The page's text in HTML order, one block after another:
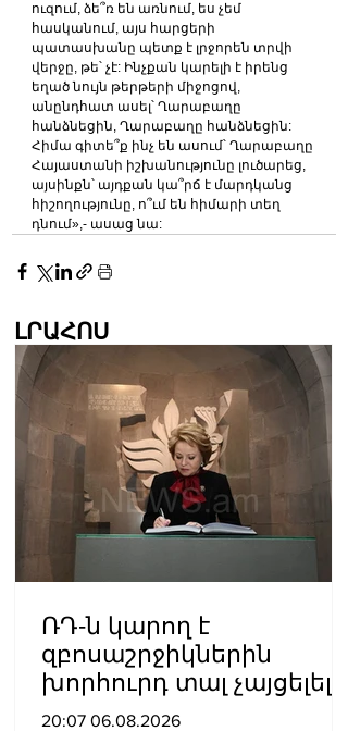
ուզում, ձե՞ռ են առնում, ես չեմ
հասկանում, այս հարցերի
պատասխանը պետք է լրջորեն տրվի
վերջը, թե՝ չէ: Ինչքան կարելի է իրենց
եղած նույն թերթերի միջոցով,
անընդհատ ասել՝ Ղարաբաղը
հանձնեցին, Ղարաբաղը հանձնեցին:
Հիմա գիտե՞ք ինչ են ասում՝ Ղարաբաղը
Հայաստանի իշխանությունը լուծարեց,
այսինքն՝ այդքան կա՞րճ է մարդկանց
հիշողությունը, ո՞ւմ են հիմարի տեղ
դնում»,- ասաց նա:
ԼՐԱՀՈՍ
ՌԴ-ն կարող է
զբոսաշրջիկներին
խորհուրդ տալ չայցելել
Հայաստան՝
20:07 06.08.2026